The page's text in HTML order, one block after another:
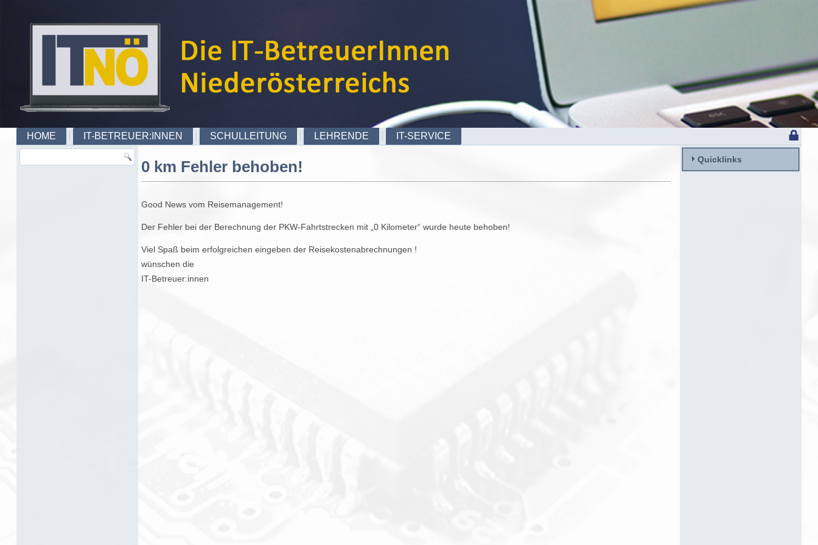
HOME IT-BETREUER:INNEN SCHULLEITUNG LEHRENDE IT-SERVICE
0 km Fehler behoben!
Good News vom Reisemanagement!
Der Fehler bei der Berechnung der PKW-Fahrtstrecken mit „0 Kilometer“ wurde heute behoben!
Viel Spaß beim erfolgreichen eingeben der Reisekostenabrechnungen !
wünschen die
IT-Betreuer:innen
Quicklinks